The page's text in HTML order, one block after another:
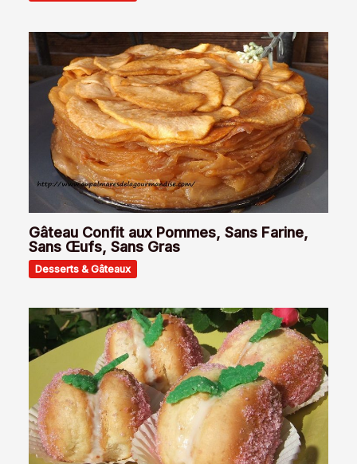
Gâteau Confit aux Pommes, Sans Farine,
Sans Œufs, Sans Gras
Desserts & Gâteaux